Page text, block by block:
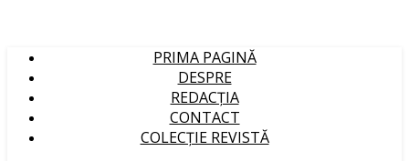
PRIMA PAGINĂ
DESPRE
REDACȚIA
CONTACT
COLECȚIE REVISTĂ